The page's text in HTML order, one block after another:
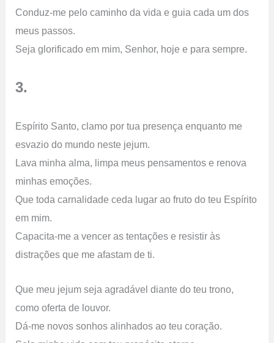
Conduz-me pelo caminho da vida e guia cada um dos
meus passos.
Seja glorificado em mim, Senhor, hoje e para sempre.
3.
Espírito Santo, clamo por tua presença enquanto me
esvazio do mundo neste jejum.
Lava minha alma, limpa meus pensamentos e renova
minhas emoções.
Que toda carnalidade ceda lugar ao fruto do teu Espírito
em mim.
Capacita-me a vencer as tentações e resistir às
distrações que me afastam de ti.
Que meu jejum seja agradável diante do teu trono,
como oferta de louvor.
Dá-me novos sonhos alinhados ao teu coração.